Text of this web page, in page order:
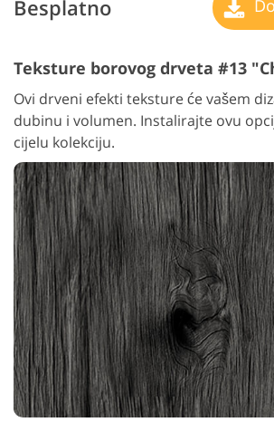
Besplatno
Teksture borovog drveta #13
Ovi drveni efekti teksture će vašem
dubinu i volumen. Instalirajte ovu
cijelu kolekciju.